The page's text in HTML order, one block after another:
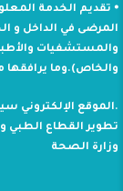
⦁ تقديم الخدمة
المرضى في الداخل و
والمستشفيات
والخاص).وما
.الموقع الإلكتروني
تطوير القطاع الطبي
وزارة الصحة